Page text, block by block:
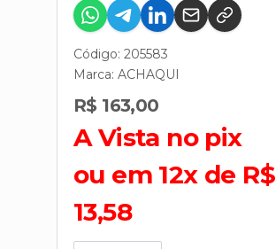
Código: 205583
Marca: ACHAQUI
R$ 163,00
A Vista no pix
ou em 12x de R$
13,58